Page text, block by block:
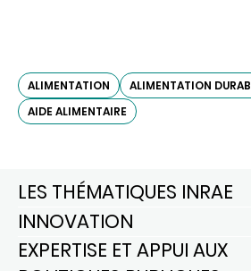
ALIMENTATION ALIMENTATION
AIDE ALIMENTAIRE
LES THÉMATIQUES INRAE
INNOVATION
EXPERTISE ET APPUI AUX